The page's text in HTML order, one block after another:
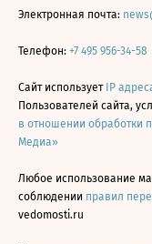
Электронная почта:
Телефон: +7 495 956-34-58
Сайт использует IP
Пользователей сайта,
в отношении обработки
Медиа»
Любое использование
соблюдении правил
vedomosti.ru